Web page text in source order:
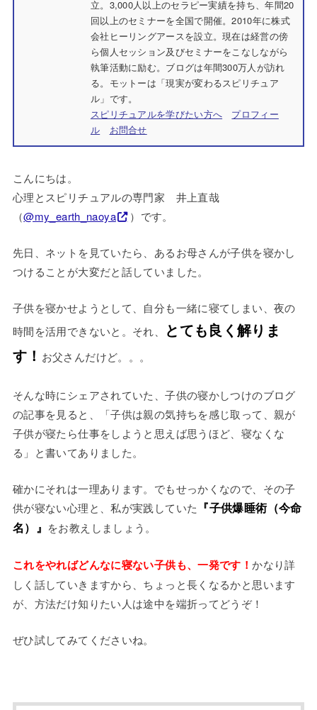
立。3,000人以上のセラピー実績を持ち、年間20
回以上のセミナーを全国で開催。2010年に株式
会社ヒーリングアースを設立。現在は経営の傍
ら個人セッション及びセミナーをこなしながら
執筆活動に励む。ブログは年間300万人が訪れ
る。モットーは「現実が変わるスピリチュア
ル」です。
スピリチュアルを学びたい方へ
プロフィー
ル
お問合せ
こんにちは。
心理とスピリチュアルの専門家 井上直哉
（@my_earth_naoya ）です。
先日、ネットを見ていたら、あるお母さんが子供を寝かし
つけることが大変だと話していました。
子供を寝かせようとして、自分も一緒に寝てしまい、夜の
時間を活用できないと。それ、
とても良く解りま
す！ お父さんだけど。。。
そんな時にシェアされていた、子供の寝かしつけのブログ
の記事を見ると、「子供は親の気持ちを感じ取って、親が
子供が寝たら仕事をしようと思えば思うほど、寝なくな
る」と書いてありました。
確かにそれは一理あります。でもせっかくなので、その子
供が寝ない心理と、私が実践していた 『子供爆睡術（今命
名）』 をお教えしましょう。
これをやればどんなに寝ない子供も、一発です！かなり詳
しく話していきますから、ちょっと長くなるかと思います
が、方法だけ知りたい人は途中を端折ってどうぞ！
ぜひ試してみてくださいね。